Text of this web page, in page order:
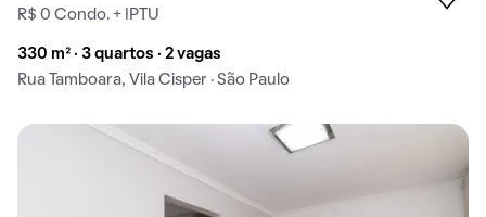
R$ 0 Condo. + IPTU
330 m² · 3 quartos · 2 vagas
Rua Tamboara, Vila Cisper · São Paulo